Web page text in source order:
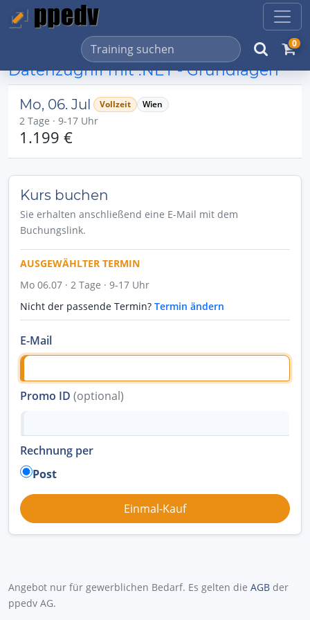
0
Datenzugriff mit .NET - Grundlagen
Mo, 06. Jul Vollzeit Wien
2 Tage · 9-17 Uhr
1.199 €
Kurs buchen
Sie erhalten anschließend eine E-Mail mit dem
Buchungslink.
AUSGEWÄHLTER TERMIN
Mo 06.07 · 2 Tage · 9-17 Uhr
Nicht der passende Termin? Termin ändern
E-Mail
Promo ID (optional)
Rechnung per
Post
Angebot nur für gewerblichen Bedarf. Es gelten die AGB der
ppedv AG.